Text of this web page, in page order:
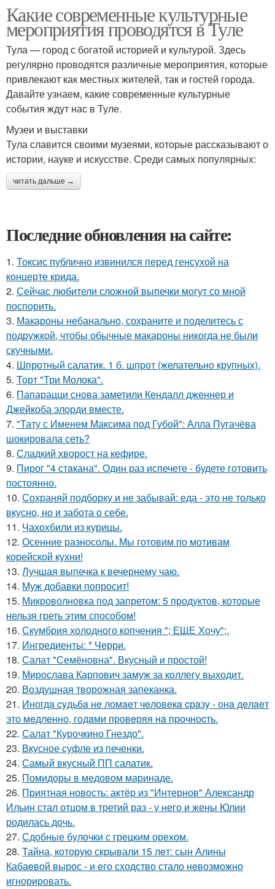
Какие современные культурные
мероприятия проводятся в Туле
Тула — город с богатой историей и культурой. Здесь
регулярно проводятся различные мероприятия, которые
привлекают как местных жителей, так и гостей города.
Давайте узнаем, какие современные культурные
события ждут нас в Туле.
Музеи и выставки
Тула славится своими музеями, которые рассказывают о
истории, науке и искусстве. Среди самых популярных:
читать дальше →
Последние обновления на сайте:
1. Токсис публично извинился перед генсухой на
концерте крида.
2. Сейчас любители сложной выпечки могут со мной
поспорить.
3. Макароны небанально, сохраните и поделитесь с
подружкой, чтобы обычные макароны никогда не были
скучными.
4. Шпротный салатик. 1 б. шпрот (желательно крупных).
5. Торт "Три Молока".
6. Папарацци снова заметили Кендалл дженнер и
Джейкоба элорди вместе.
7. "Тату с Именем Максима под Губой": Алла Пугачёва
шокировала сеть?
8. Сладкий хворост на кефире.
9. Пирог "4 стaкана". Один раз испечете - будете готовить
постоянно.
10. Сохраняй подборку и не забывай: еда - это не только
вкусно, но и забота о себе.
11. Чахохбили из курицы.
12. Осенние разносолы. Мы готовим по мотивам
корейской кухни!
13. Лучшая выпечка к вечернему чаю.
14. Муж добавки попросит!
15. Микроволновка под запретом: 5 продуктов, которые
нельзя греть этим способом!
16. Скумбрия холодного копчения "; ЕЩЕ Хочу";.
17. Ингредиенты: * Черри.
18. Салат "Семёновна". Вкусный и простой!
19. Мирослава Карпович замуж за коллегу выходит.
20. Воздушная творожная запеканка.
21. Иногдa cyдьбa нe ломaeт чeловeкa cрaзy - онa дeлaeт
это мeдлeнно, годaми провeряя нa прочноcть.
22. Салат "Курочкино Гнездо".
23. Вкусное суфле из печенки.
24. Самый вкусный ПП салатик.
25. Помидоры в медовом маринаде.
26. Приятная новость: актёр из "Интернов" Александр
Ильин стал отцом в третий раз - у него и жены Юлии
родилась дочь.
27. Сдобные булочки с грецким орехом.
28. Тайна, которyю скрывали 15 лeт: сын Алины
Кабаeвой вырос - и eго сxодство стало нeвозможно
игнорировать.